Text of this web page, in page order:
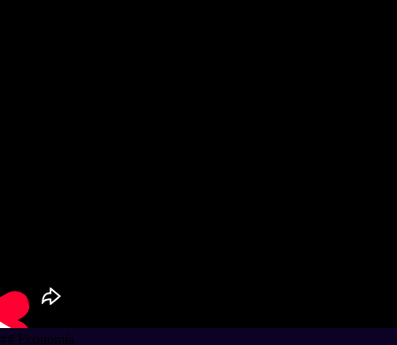
## Economía